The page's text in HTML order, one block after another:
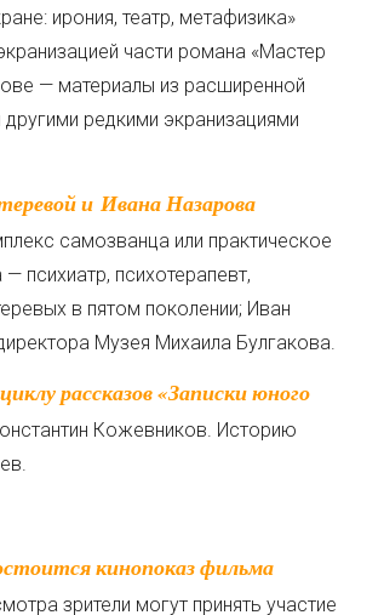
ирония, театр, метафизика»
части романа «Мастер
— материалы из расширенной
редкими экранизациями
самозванца или практическое
психиатр, психотерапевт,
в пятом поколении; Иван
Музея Михаила Булгакова.
Кожевников. Историю
зрители могут принять участие